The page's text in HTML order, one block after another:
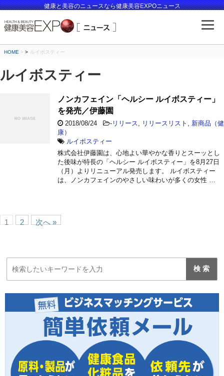
健康と美容のニュースなら健康美容EXPOニュース
HOME > ルイボスティー
ルイボスティー
ノンカフェイン「ヘルシー ルイボスティー」
を発売／伊藤園
2018/08/24 - リリース リリースリスト
新商品（健
康）
ルイボスティー
株式会社伊藤園は、心地よい華やかな香りとスーッとし
た後味が特長の「ヘルシー ルイボスティー」を8月27日
（月）よりリニューアル発売します。 ルイボスティー
は、ノンカフェインのやさしい味わいが多くの女性 …
1 2 次へ »